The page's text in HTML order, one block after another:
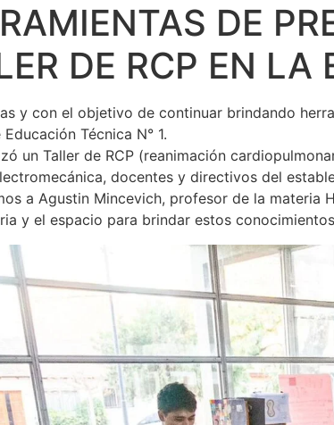
DE
DE RCP EN LA
y con el objetivo de continuar brindando
Técnica N° 1.
un Taller de RCP (reanimación
docentes y directivos del
a Agustin Mincevich, profesor de la
y el espacio para brindar estos